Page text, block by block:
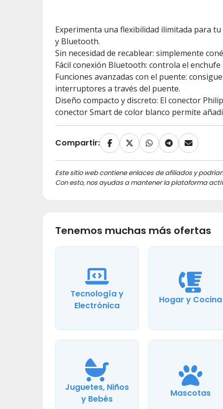
Experimenta una flexibilidad ilimitada para
y Bluetooth.
Sin necesidad de recablear: simplemente
Fácil conexión Bluetooth: controla el
Funciones avanzadas con el puente:
interruptores a través del puente.
Diseño compacto y discreto: El conector
conector Smart de color blanco permite
Compartir:
Este sitio web contiene enlaces de afiliados y
Con esto, nos ayudas a mantener la plataforma
Tenemos muchas más ofertas
Tecnología y
Electrónica
Hogar y Cocina
Juguetes, Niños
y Bebés
Mascotas